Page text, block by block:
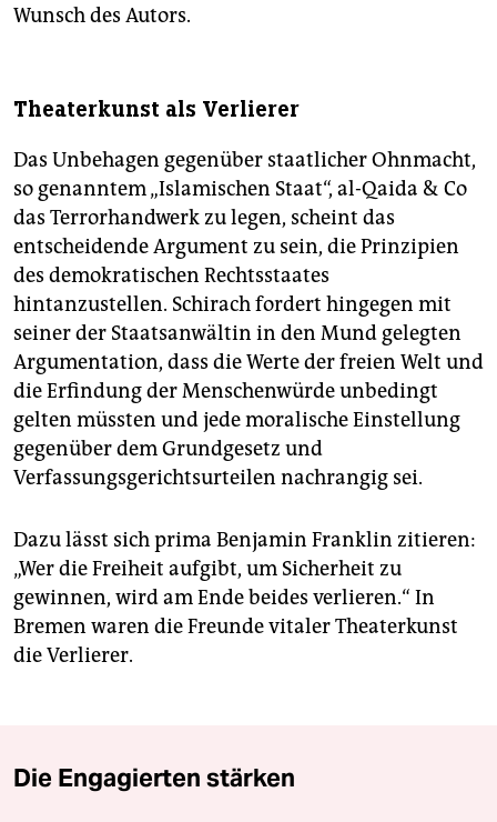
Wunsch des Autors.
Theaterkunst als Verlierer
Das Unbehagen gegenüber staatlicher Ohnmacht,
so genanntem „Islamischen Staat“, al-Qaida & Co
das Terrorhandwerk zu legen, scheint das
entscheidende Argument zu sein, die Prinzipien
des demokratischen Rechtsstaates
hintanzustellen. Schirach fordert hingegen mit
seiner der Staatsanwältin in den Mund gelegten
Argumentation, dass die Werte der freien Welt und
die Erfindung der Menschenwürde unbedingt
gelten müssten und jede moralische Einstellung
gegenüber dem Grundgesetz und
Verfassungsgerichtsurteilen nachrangig sei.
Dazu lässt sich prima Benjamin Franklin zitieren:
„Wer die Freiheit aufgibt, um Sicherheit zu
gewinnen, wird am Ende beides verlieren.“ In
Bremen waren die Freunde vitaler Theaterkunst
die Verlierer.
Die Engagierten stärken